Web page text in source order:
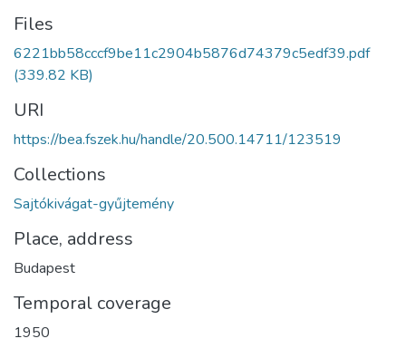
Files
6221bb58cccf9be11c2904b5876d74379c5edf39.pdf
(339.82 KB)
URI
https://bea.fszek.hu/handle/20.500.14711/123519
Collections
Sajtókivágat-gyűjtemény
Place, address
Budapest
Temporal coverage
1950